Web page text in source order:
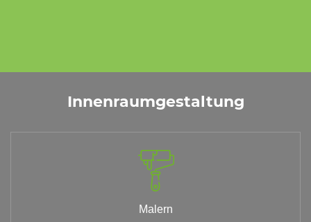
Innenraumgestaltung
Malern